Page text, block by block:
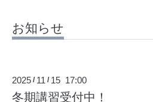
お知らせ
2025 / 11 / 15 17:00
冬期講習受付中！